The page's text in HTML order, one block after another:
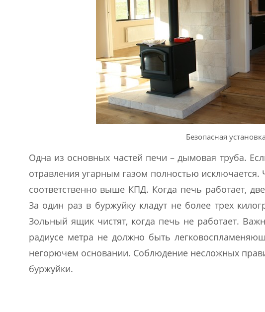
Безопасная
Одна из основных частей печи – дымовая труба.
отравления угарным газом полностью
соответственно выше КПД. Когда печь работает,
За один раз в буржуйку кладут не более трех
Зольный ящик чистят, когда печь не работает.
радиусе метра не должно быть
негорючем основании. Соблюдение несложных
буржуйки.